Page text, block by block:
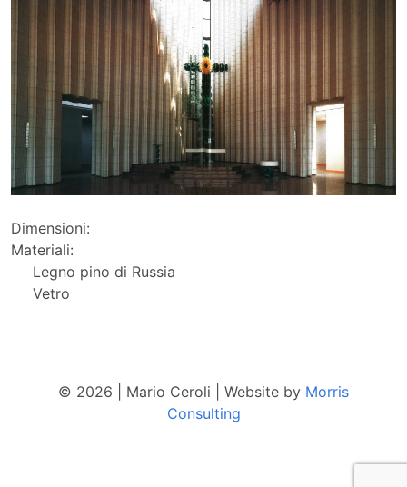
Dimensioni:
Materiali:
Legno pino di Russia
Vetro
© 2026 Mario Ceroli Website by Morris
Consulting